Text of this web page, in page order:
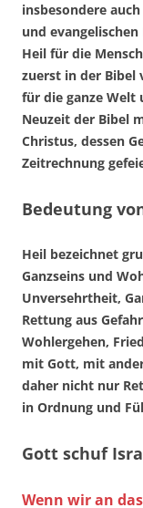
insbesondere
und
Heil für die
zuerst in der Bibel
für die ganze Welt
Neuzeit der Bibel
Christus, dessen
Zeitrechnung
Bedeutung
Heil bezeichnet
Ganzseins und
Unversehrtheit,
Rettung aus
Wohlergehen,
mit Gott, mit
daher nicht nur
in Ordnung und
Gott schuf
Wenn wir an